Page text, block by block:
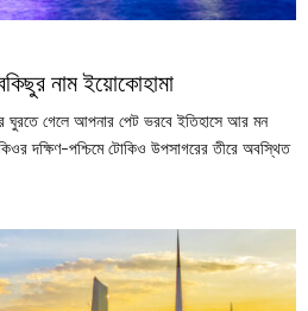
নাম ইয়োকোহামা
ঘুরতে গেলে আপনার পেট ভরবে ইতিহাসে আর মন
দক্ষিণ-পশ্চিমে টোকিও উপসাগরের তীরে অবস্থিত